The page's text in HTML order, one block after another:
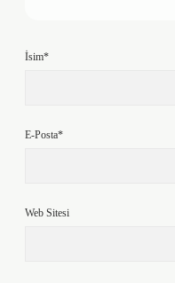
İsim*
E-Posta*
Web Sitesi